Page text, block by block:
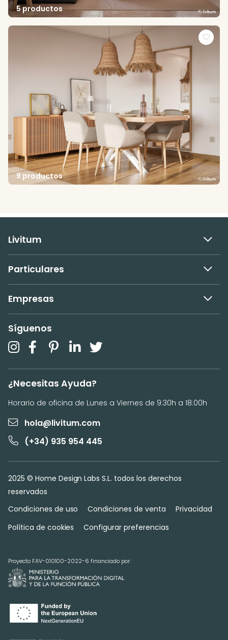
5 productos
9 productos
Livitum
Particulares
Empresas
Síguenos
¿Necesitas Ayuda?
Horario de oficina de Lunes a Viernes de 9:30h a 18:00h
hola@livitum.com
(+34) 935 954 445
2025 © Home Design Labs S.L. todos los derechos
reservados
Condiciones de uso
Condiciones de venta
Privacidad
Política de cookies
Configurar preferencias
Proyecto FAV-010100-2022-6 financiado por: